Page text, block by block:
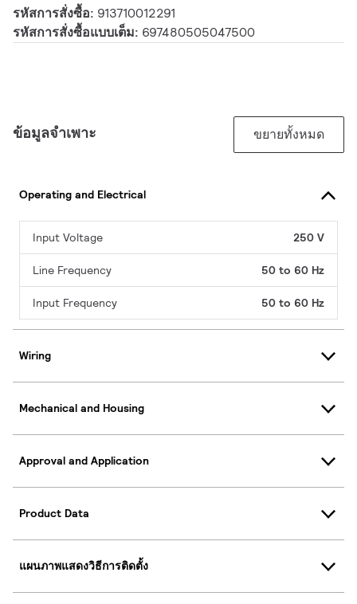
รหัสการสั่งซื้อ: 913710012291
รหัสการสั่งซื้อแบบเต็ม: 697480505047500
ข้อมูลจำเพาะ ขยายทั้งหมด
Operating and Electrical
Input Voltage 250 V
Line Frequency 50 to 60 Hz
Input Frequency 50 to 60 Hz
Wiring
Mechanical and Housing
Approval and Application
Product Data
แผนภาพแสดงวิธีการติดตั้ง